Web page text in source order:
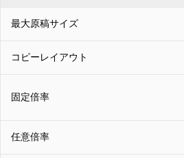
最大原稿サイズ
コピーレイアウト
固定倍率
任意倍率